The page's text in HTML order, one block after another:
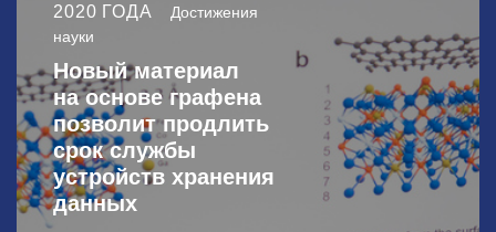
2020 ГОДА
Достижения
науки
Новый материал
на основе графена
позволит продлить
срок службы
устройств хранения
данных